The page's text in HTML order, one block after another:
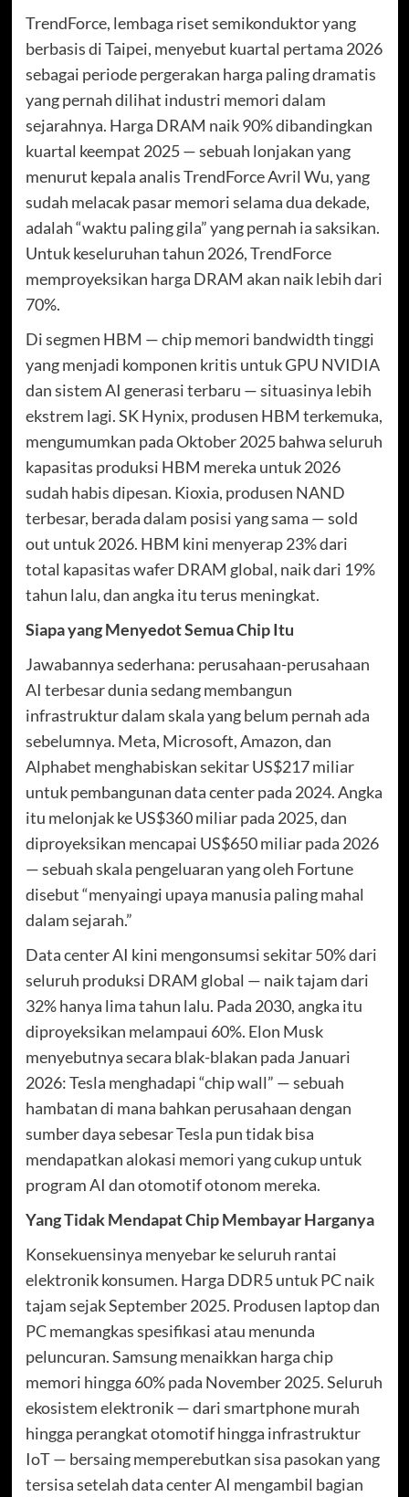
TrendForce, lembaga riset semikonduktor yang
berbasis di Taipei, menyebut kuartal pertama 2026
sebagai periode pergerakan harga paling dramatis
yang pernah dilihat industri memori dalam
sejarahnya. Harga DRAM naik 90% dibandingkan
kuartal keempat 2025 — sebuah lonjakan yang
menurut kepala analis TrendForce Avril Wu, yang
sudah melacak pasar memori selama dua dekade,
adalah “waktu paling gila” yang pernah ia saksikan.
Untuk keseluruhan tahun 2026, TrendForce
memproyeksikan harga DRAM akan naik lebih dari
70%.
Di segmen HBM — chip memori bandwidth tinggi
yang menjadi komponen kritis untuk GPU NVIDIA
dan sistem AI generasi terbaru — situasinya lebih
ekstrem lagi. SK Hynix, produsen HBM terkemuka,
mengumumkan pada Oktober 2025 bahwa seluruh
kapasitas produksi HBM mereka untuk 2026
sudah habis dipesan. Kioxia, produsen NAND
terbesar, berada dalam posisi yang sama — sold
out untuk 2026. HBM kini menyerap 23% dari
total kapasitas wafer DRAM global, naik dari 19%
tahun lalu, dan angka itu terus meningkat.
Siapa yang Menyedot Semua Chip Itu
Jawabannya sederhana: perusahaan-perusahaan
AI terbesar dunia sedang membangun
infrastruktur dalam skala yang belum pernah ada
sebelumnya. Meta, Microsoft, Amazon, dan
Alphabet menghabiskan sekitar US$217 miliar
untuk pembangunan data center pada 2024. Angka
itu melonjak ke US$360 miliar pada 2025, dan
diproyeksikan mencapai US$650 miliar pada 2026
— sebuah skala pengeluaran yang oleh Fortune
disebut “menyaingi upaya manusia paling mahal
dalam sejarah.”
Data center AI kini mengonsumsi sekitar 50% dari
seluruh produksi DRAM global — naik tajam dari
32% hanya lima tahun lalu. Pada 2030, angka itu
diproyeksikan melampaui 60%. Elon Musk
menyebutnya secara blak-blakan pada Januari
2026: Tesla menghadapi “chip wall” — sebuah
hambatan di mana bahkan perusahaan dengan
sumber daya sebesar Tesla pun tidak bisa
mendapatkan alokasi memori yang cukup untuk
program AI dan otomotif otonom mereka.
Yang Tidak Mendapat Chip Membayar Harganya
Konsekuensinya menyebar ke seluruh rantai
elektronik konsumen. Harga DDR5 untuk PC naik
tajam sejak September 2025. Produsen laptop dan
PC memangkas spesifikasi atau menunda
peluncuran. Samsung menaikkan harga chip
memori hingga 60% pada November 2025. Seluruh
ekosistem elektronik — dari smartphone murah
hingga perangkat otomotif hingga infrastruktur
IoT — bersaing memperebutkan sisa pasokan yang
tersisa setelah data center AI mengambil bagian